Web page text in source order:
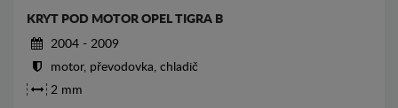
KRYT POD MOTOR OPEL TIGRA B
2004 - 2009
motor, převodovka, chladič
2 mm